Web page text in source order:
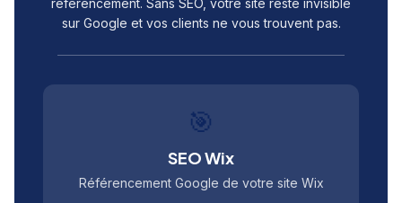
référencement. Sans SEO, votre site reste invisible
sur Google et vos clients ne vous trouvent pas.
🎯
SEO Wix
Référencement Google de votre site Wix